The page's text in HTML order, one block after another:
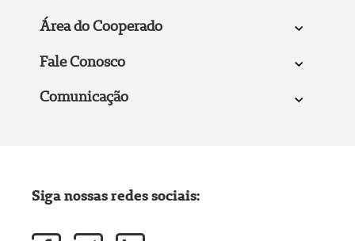
Área do Cooperado
Fale Conosco
Comunicação
Siga nossas redes sociais: